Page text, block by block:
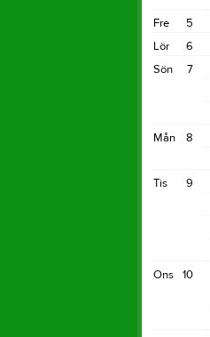
5
Fre
6
Lör
7
Sön
8
Mån
9
Tis
10
Ons